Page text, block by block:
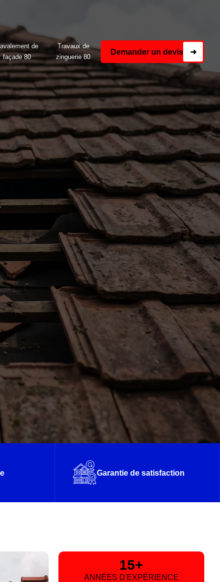
de
façade 80
Travaux de
zinguerie 80
Demander un devis ➜
Garantie de satisfaction
15+
ANNÉES D'EXPÉRIENCE